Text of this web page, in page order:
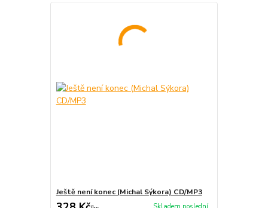
Ještě není konec (Michal Sýkora) CD/MP3